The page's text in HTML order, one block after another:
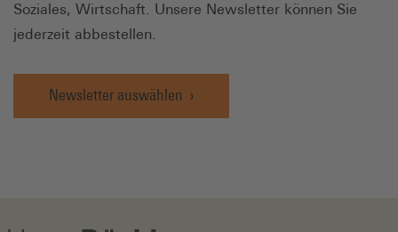
Soziales, Wirtschaft. Unsere Newsletter können Sie
jederzeit abbestellen.
Newsletter auswählen